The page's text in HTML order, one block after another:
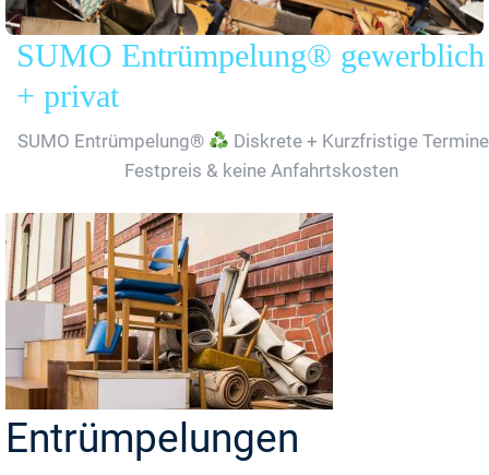
SUMO Entrümpelung® gewerblich
+ privat
SUMO Entrümpelung®
Diskrete + Kurzfristige
Festpreis & keine Anfahrtskosten
Entrümpelungen